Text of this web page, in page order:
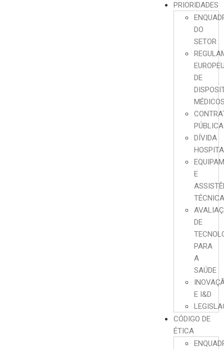
PRIORIDADES
DO
SETOR
DE
PÚBLICA
DÍVIDA
E
DE
PARA
A
SAÚDE
E I&D
CÓDIGO DE
ÉTICA